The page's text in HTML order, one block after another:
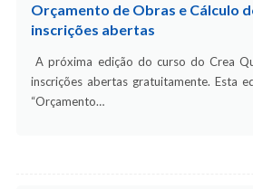
Orçamento de Obras e Cálculo
inscrições abertas
A próxima edição do curso do Crea
inscrições abertas gratuitamente. Esta
“Orçamento…